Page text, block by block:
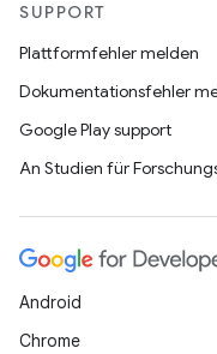
SUPPORT
Plattformfehler melden
Dokumentationsfehler
Google Play support
An Studien für
Android
Chrome